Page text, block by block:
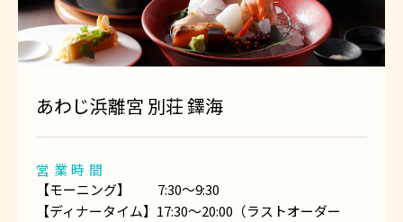
あわじ浜離宮 別荘 鐸海
営業時間
【モーニング】 7:30～9:30
【ディナータイム】17:30～20:00（ラストオーダー